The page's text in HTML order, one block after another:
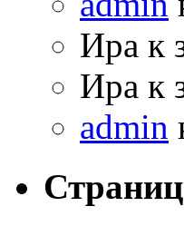
Ира к
Ира к
admin